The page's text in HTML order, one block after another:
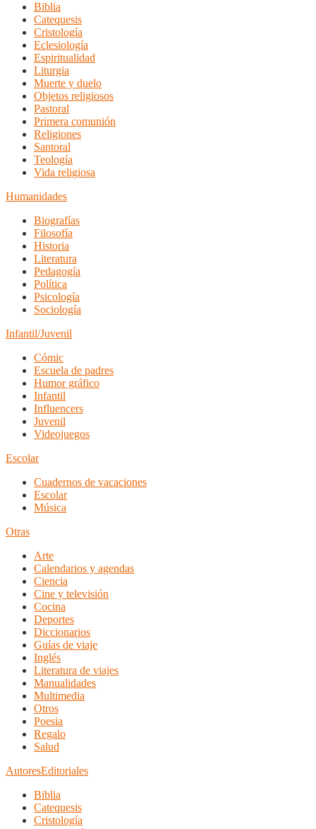
Biblia
Catequesis
Cristología
Eclesiología
Espiritualidad
Liturgia
Muerte y duelo
Objetos religiosos
Pastoral
Primera comunión
Religiones
Santoral
Teología
Vida religiosa
Humanidades
Biografías
Filosofía
Historia
Literatura
Pedagogía
Política
Psicología
Sociología
Infantil/Juvenil
Cómic
Escuela de padres
Humor gráfico
Infantil
Influencers
Juvenil
Videojuegos
Escolar
Cuadernos de vacaciones
Escolar
Música
Otras
Arte
Calendarios y agendas
Ciencia
Cine y televisión
Cocina
Deportes
Diccionarios
Guías de viaje
Inglés
Literatura de viajes
Manualidades
Multimedia
Otros
Poesia
Regalo
Salud
AutoresEditoriales
Biblia
Catequesis
Cristología